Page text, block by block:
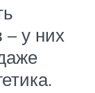
– у них